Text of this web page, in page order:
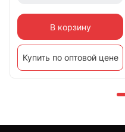
В корзину
Купить по оптовой цене